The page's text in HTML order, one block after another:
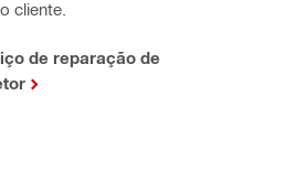
cliente.
de reparação de